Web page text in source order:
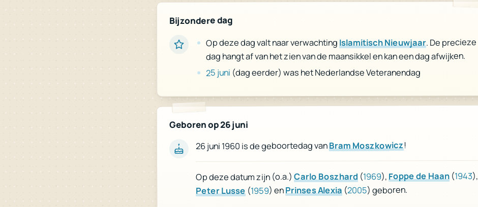
Bijzondere dag
Op deze dag valt naar verwachting Islamitisch Nieuwjaar. De precieze
dag hangt af van het zien van de maansikkel en kan een dag afwijken.
25 juni (dag eerder) was het Nederlandse Veteranendag
Geboren op 26 juni
26 juni 1960 is de geboortedag vanBram Moszkowicz!
Op deze datum zijn (o.a.)Carlo Boszhard (1969),Foppe de Haan (1943),
Peter Lusse (1959) enPrinses Alexia (2005) geboren.